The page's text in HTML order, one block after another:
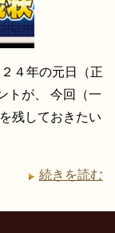
４年の元日（正
トが、 今回（一
残しておきたい
続きを読む